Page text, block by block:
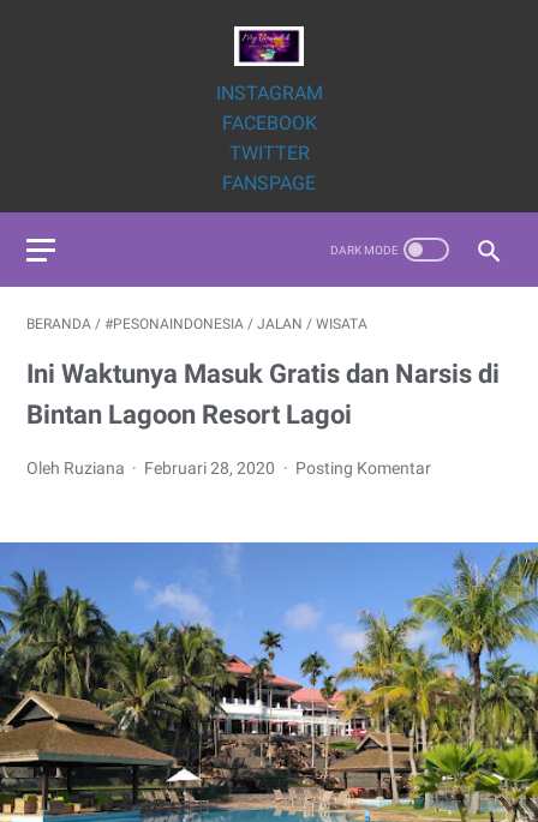
INSTAGRAM
FACEBOOK
TWITTER
FANSPAGE
BERANDA / #PESONAINDONESIA / JALAN / WISATA
Ini Waktunya Masuk Gratis dan Narsis di
Bintan Lagoon Resort Lagoi
Oleh Ruziana Februari 28, 2020 Posting Komentar